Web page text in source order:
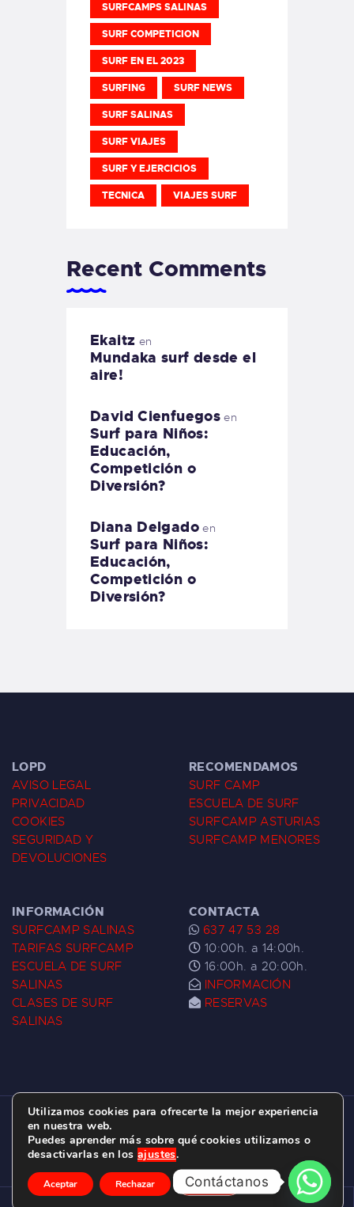
SURFCAMPS SALINAS
SURF COMPETICION
SURF EN EL 2023
SURFING SURF NEWS
SURF SALINAS
SURF VIAJES
SURF Y EJERCICIOS
TECNICA VIAJES SURF
Recent Comments
Ekaitz en
Mundaka surf desde el
aire!
David Cienfuegos en
Surf para Niños:
Educación,
Competición o
Diversión?
Diana Delgadoen
Surf para Niños:
Educación,
Competición o
Diversión?
LOPD
AVISO LEGAL
PRIVACIDAD
COOKIES
SEGURIDAD Y
DEVOLUCIONES
RECOMENDAMOS
SURF CAMP
ESCUELA DE SURF
SURFCAMP ASTURIAS
SURFCAMP MENORES
INFORMACIÓN
SURFCAMP SALINAS
TARIFAS SURFCAMP
ESCUELA DE SURF
SALINAS
CLASES DE SURF
SALINAS
CONTACTA
637 47 53 28
10:00h. a 14:00h.
16:00h. a 20:00h.
INFORMACIÓN
RESERVAS
ESCUELA DE SURF LAS DUNAS ©
C/ BERNARDO ÁLVAREZ GALAN 1, SALINAS
(ASTURIAS)
Utilizamos cookies para ofrecerte la mejor experiencia
en nuestra web.
Puedes aprender más sobre qué cookies utilizamos o
desactivarlas en los ajustes.
Aceptar Rechazar Ajustes
Contáctanos